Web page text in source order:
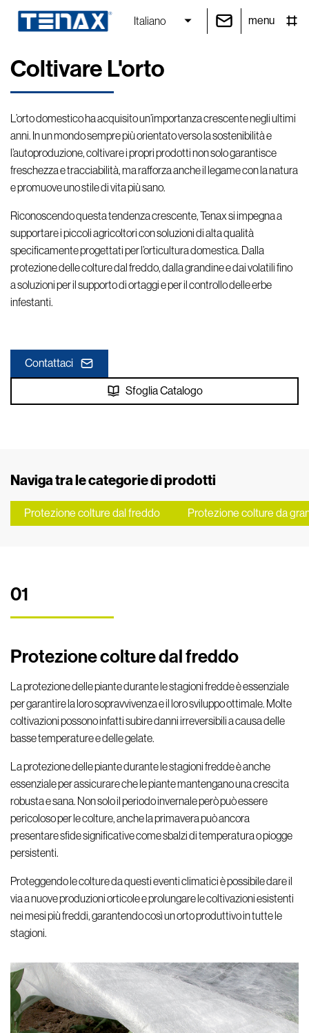
Italiano menu
Coltivare L'orto
L’orto domestico ha acquisito un’importanza crescente negli ultimi
anni. In un mondo sempre più orientatoverso la sostenibilità e
l’autoproduzione, coltivare i propri prodotti non solo garantisce
freschezza etracciabilità, ma rafforza anche il legame con la natura
e promuove uno stile di vita più sano.
Riconoscendo questa tendenza crescente, Tenax si impegna a
supportare i piccoli agricoltori consoluzioni di alta qualità
specificamente progettati per l’orticultura domestica. Dalla
protezione dellecolture dal freddo, dalla grandine e dai volatili fino
a soluzioni per il supporto di ortaggi e per ilcontrollo delle erbe
infestanti.
Contattaci
Sfoglia Catalogo
Naviga tra le categorie di prodotti
Protezione colture dal freddo Protezione colture da
01
Protezione colture dal freddo
La protezione delle piante durante le stagioni fredde è essenziale
per garantire la loro sopravvivenza e il loro sviluppo ottimale. Molte
coltivazioni possono infatti subire danni irreversibili a causa delle
basse temperature e delle gelate.
La protezione delle piante durante le stagioni fredde è anche
essenziale per assicurare che le piante mantengano una crescita
robusta e sana. Non solo il periodo invernale però può essere
pericoloso per le colture, anche la primavera può ancora
presentare sfide significative come sbalzi di temperatura o piogge
persistenti.
Proteggendo le colture da questi eventi climatici è possibile dare il
via a nuove produzioni orticole e prolungare le coltivazioni esistenti
nei mesi più freddi, garantendo così un orto produttivo in tutte le
stagioni.